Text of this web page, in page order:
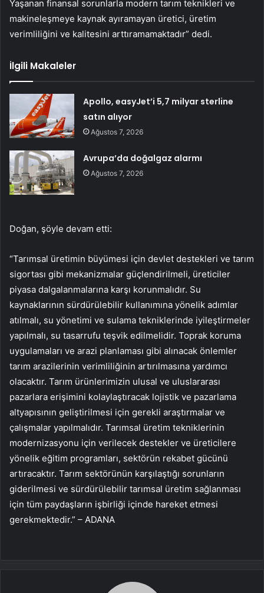
Yaşanan finansal sorunlarla modern tarım teknikleri ve
makineleşmeye kaynak ayıramayan üretici, üretim
verimliliğini ve kalitesini arttıramamaktadır” dedi.
İlgili Makaleler
Apollo, easyJet’i 5,7 milyar sterline
satın alıyor
Ağustos 7, 2026
Avrupa’da doğalgaz alarmı
Ağustos 7, 2026
Doğan, şöyle devam etti:
“Tarımsal üretimin büyümesi için devlet destekleri ve tarım
sigortası gibi mekanizmalar güçlendirilmeli, üreticiler
piyasa dalgalanmalarına karşı korunmalıdır. Su
kaynaklarının sürdürülebilir kullanımına yönelik adımlar
atılmalı, su yönetimi ve sulama tekniklerinde iyileştirmeler
yapılmalı, su tasarrufu teşvik edilmelidir. Toprak koruma
uygulamaları ve arazi planlaması gibi alınacak önlemler
tarım arazilerinin verimliliğinin artırılmasına yardımcı
olacaktır. Tarım ürünlerimizin ulusal ve uluslararası
pazarlara erişimini kolaylaştıracak lojistik ve pazarlama
altyapısının geliştirilmesi için gerekli araştırmalar ve
çalışmalar yapılmalıdır. Tarımsal üretim tekniklerinin
modernizasyonu için verilecek destekler ve üreticilere
yönelik eğitim programları, sektörün rekabet gücünü
artıracaktır. Tarım sektörünün karşılaştığı sorunların
giderilmesi ve sürdürülebilir tarımsal üretim sağlanması
için tüm paydaşların işbirliği içinde hareket etmesi
gerekmektedir.” – ADANA